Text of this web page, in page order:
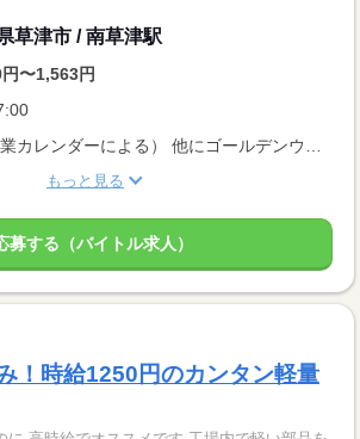
草津市 / 南草津駅
〜1,563円
土日祝休み（企業カレンダーによる） 他にゴールデンウィーク・お盆・年末年始などの長期休暇もあり
もっと見る
募する（バイトル求人）
！時給1250円のカンタン軽量